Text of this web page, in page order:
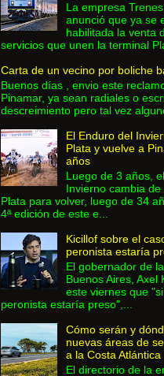
La empresa
anunció que ya se
habilitada la venta
servicios que unen la terminal
Carta de un vecino por boliche
Buenos días , envio este
Pinamar, ya sean radiales o
descreimiento pero tal vez
El Enduro del
Plata y vuelve a
años
Luego de 3 años,
Invierno cambia
Plata para volver, luego de 34
4ª edición de este e...
Kicillof sobre el
peronista estaría
El gobernador de
Buenos Aires, Axel
este viernes que
peronista estaría preso",...
Cómo serán y
nuevas áreas de
a la Costa Atlántica
El directorio de la